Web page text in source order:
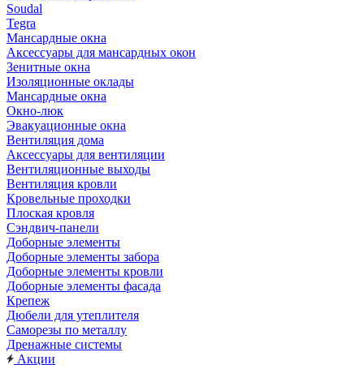
Soudal
Tegra
Мансардные окна
Аксессуары для мансардных окон
Зенитные окна
Изоляционные оклады
Мансардные окна
Окно-люк
Эвакуационные окна
Вентиляция дома
Аксессуары для вентиляции
Вентиляционные выходы
Вентиляция кровли
Кровельные проходки
Плоская кровля
Сэндвич-панели
Доборные элементы
Доборные элементы забора
Доборные элементы кровли
Доборные элементы фасада
Крепеж
Дюбели для утеплителя
Саморезы по металлу
Дренажные системы
Акции